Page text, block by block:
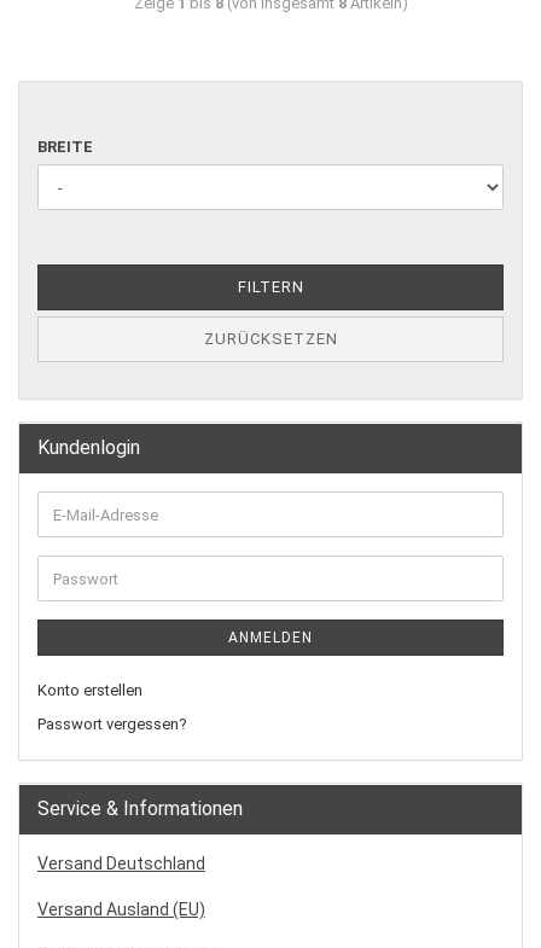
BREITE
FILTERN
ZURÜCKSETZEN
Kundenlogin
ANMELDEN
Konto erstellen
Passwort vergessen?
Service & Informationen
Versand Deutschland
Versand Ausland (EU)